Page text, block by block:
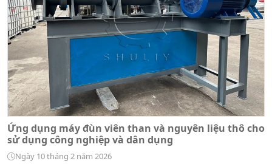
Ứng dụng máy đùn viên than và nguyên liệu thô cho
sử dụng công nghiệp và dân dụng
Ngày 10 tháng 2 năm 2026